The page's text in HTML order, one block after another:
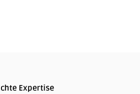
Expertise